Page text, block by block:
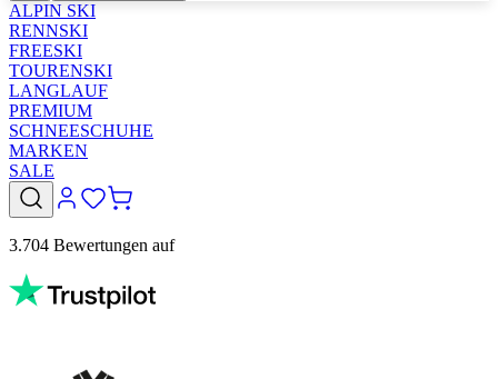
ALPIN SKI
RENNSKI
FREESKI
TOURENSKI
LANGLAUF
PREMIUM
SCHNEESCHUHE
MARKEN
SALE
3.704 Bewertungen auf